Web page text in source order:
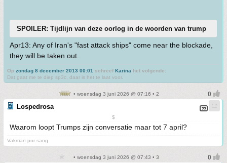
SPOILER: Tijdlijn van deze oorlog in de woorden van trump
Apr13: Any of Iran's "fast attack ships" come near the blockade,
they will be taken out.
Op zondag 8 december 2013 00:01 schreef Karina het volgende:
Dat gaat me te diep sp3c, daar is het te laat voor.
• woensdag 3 juni 2026 @ 07:16 • 2
Lospedrosa
$
Waarom loopt Trumps zijn conversatie maar tot 7 april?
Vakman pur sang
• woensdag 3 juni 2026 @ 07:43 • 3